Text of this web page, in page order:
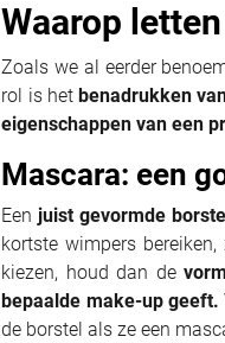
Waarop
Zoals we al eerder
rol is hetbenadrukken
eigenschappen van een
Mascara: een
Een juist gevormde
kortste wimpers
kiezen, houd dan de
bepaalde make-up geeft.
de borstel als ze een